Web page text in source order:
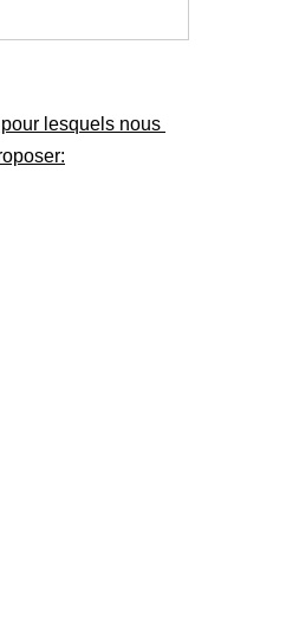
lesquels nous